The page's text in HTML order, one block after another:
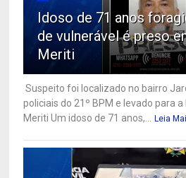
Idoso de 71 anos
de vulnerável é preso
Meriti
Suspeito foi localizado no bairro
policiais do 21º BPM e levado para
Meriti Um idoso de 71 anos,... Leia